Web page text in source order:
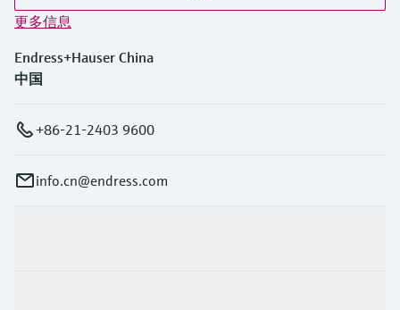
更多信息
Endress+Hauser China
中国
+86-21-2403 9600
info.cn@endress.com